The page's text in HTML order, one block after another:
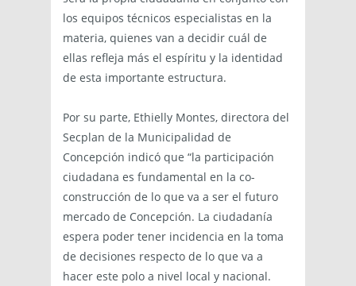
los equipos técnicos especialistas en la
materia, quienes van a decidir cuál de
ellas refleja más el espíritu y la identidad
de esta importante estructura.
Por su parte, Ethielly Montes, directora del
Secplan de la Municipalidad de
Concepción indicó que “la participación
ciudadana es fundamental en la co-
construcción de lo que va a ser el futuro
mercado de Concepción. La ciudadanía
espera poder tener incidencia en la toma
de decisiones respecto de lo que va a
hacer este polo a nivel local y nacional.